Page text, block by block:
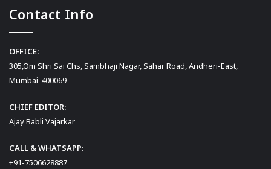
Contact Info
OFFICE:
305,Om Shri Sai Chs, Sambhaji Nagar, Sahar Road, Andheri-East,
Mumbai-400069
CHIEF EDITOR:
Ajay Babli Vajarkar
CALL & WHATSAPP:
+91-7506628887